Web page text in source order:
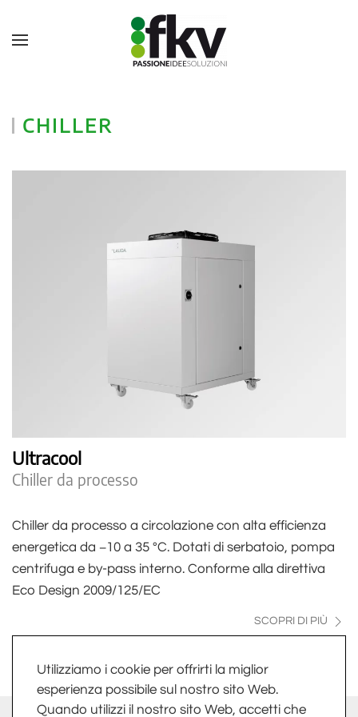
Utilizziamo i cookie per offrirti la miglior
esperienza possibile sul nostro sito Web.
Quando utilizzi il nostro sito Web, accetti che
CHILLER
Ultracool
Chiller da processo
Chiller da processo a circolazione con alta efficienza
energetica da −10 a 35 °C. Dotati di serbatoio, pompa
centrifuga e by-pass interno. Conforme alla direttiva
Eco Design 2009/125/EC
SCOPRI DI PIÙ
info@fkv.it - Extranet